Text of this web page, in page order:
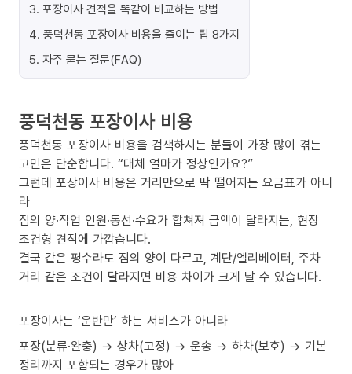
3. 포장이사 견적을 똑같이 비교하는 방법
4. 풍덕천동 포장이사 비용을 줄이는 팁 8가지
5. 자주 묻는 질문(FAQ)
풍덕천동 포장이사 비용
풍덕천동 포장이사 비용을 검색하시는 분들이 가장 많이 겪는
고민은 단순합니다. “대체 얼마가 정상인가요?”
그런데 포장이사 비용은 거리만으로 딱 떨어지는 요금표가 아니
라
짐의 양·작업 인원·동선·수요가 합쳐져 금액이 달라지는, 현장
조건형 견적에 가깝습니다.
결국 같은 평수라도 짐의 양이 다르고, 계단/엘리베이터, 주차
거리 같은 조건이 달라지면 비용 차이가 크게 날 수 있습니다.
포장이사는 ‘운반만’ 하는 서비스가 아니라
포장(분류·완충) → 상차(고정) → 운송 → 하차(보호) → 기본
정리까지 포함되는 경우가 많아